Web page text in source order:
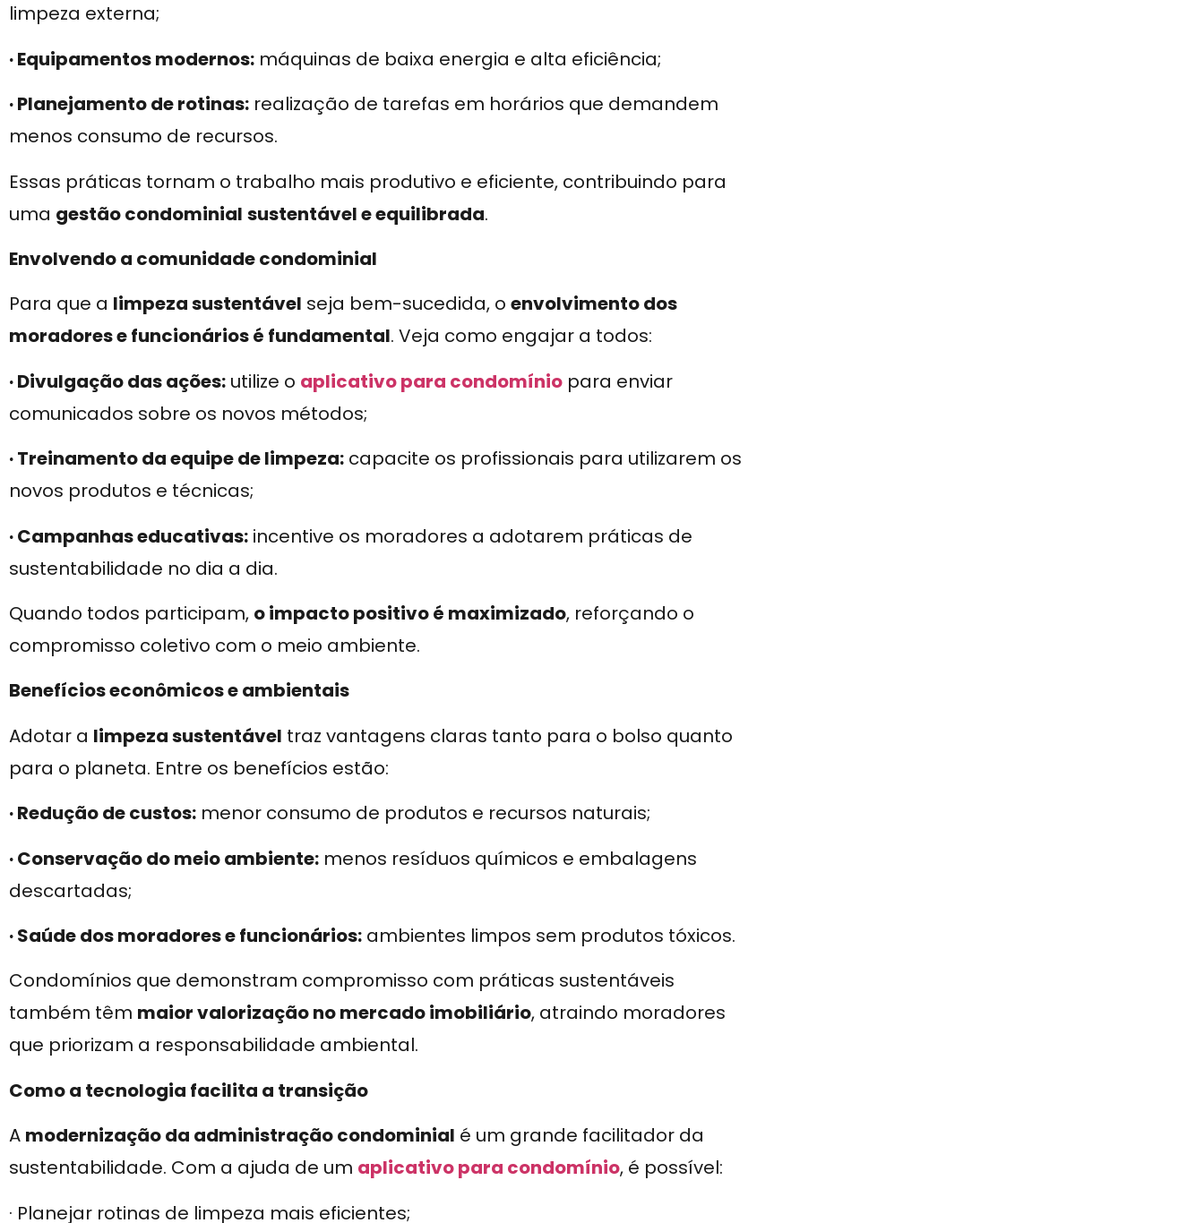
limpeza externa;
· Equipamentos modernos: máquinas de baixa energia e alta eficiência;
· Planejamento de rotinas: realização de tarefas em horários que demandem
menos consumo de recursos.
Essas práticas tornam o trabalho mais produtivo e eficiente, contribuindo para
uma gestão condominial sustentável e equilibrada.
Envolvendo a comunidade condominial
Para que a limpeza sustentável seja bem-sucedida, o envolvimento dos
moradores e funcionários é fundamental. Veja como engajar a todos:
· Divulgação das ações: utilize o aplicativo para condomínio para enviar
comunicados sobre os novos métodos;
· Treinamento da equipe de limpeza: capacite os profissionais para utilizarem os
novos produtos e técnicas;
· Campanhas educativas: incentive os moradores a adotarem práticas de
sustentabilidade no dia a dia.
Quando todos participam, o impacto positivo é maximizado, reforçando o
compromisso coletivo com o meio ambiente.
Benefícios econômicos e ambientais
Adotar a limpeza sustentável traz vantagens claras tanto para o bolso quanto
para o planeta. Entre os benefícios estão:
· Redução de custos: menor consumo de produtos e recursos naturais;
· Conservação do meio ambiente: menos resíduos químicos e embalagens
descartadas;
· Saúde dos moradores e funcionários: ambientes limpos sem produtos tóxicos.
Condomínios que demonstram compromisso com práticas sustentáveis
também têm maior valorização no mercado imobiliário, atraindo moradores
que priorizam a responsabilidade ambiental.
Como a tecnologia facilita a transição
A modernização da administração condominial é um grande facilitador da
sustentabilidade. Com a ajuda de um aplicativo para condomínio, é possível:
· Planejar rotinas de limpeza mais eficientes;